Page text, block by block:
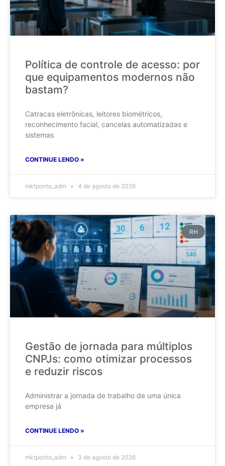
Política de controle de acesso: por
que equipamentos modernos não
bastam?
Catracas eletrônicas, leitores biométricos,
reconhecimento facial, cancelas automatizadas e
sistemas
CONTINUE LENDO »
mktponto_adm 4 de agosto de 2026
RH
Gestão de jornada para múltiplos
CNPJs: como otimizar processos
e reduzir riscos
Administrar a jornada de trabalho de uma única
empresa já
CONTINUE LENDO »
mktponto_adm 3 de agosto de 2026